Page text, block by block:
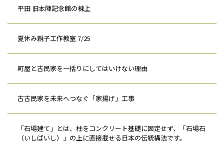
平田 旧本陣記念館の棟上
夏休み親子工作教室 7/25
町屋と古民家を一括りにしてはいけない理由
古古民家を未来へつなぐ「家揚げ」工事
「石場建て」とは、柱をコンクリート基礎に固定せず、「石場石
（いしばいし）」の上に直接載せる日本の伝統構法です。